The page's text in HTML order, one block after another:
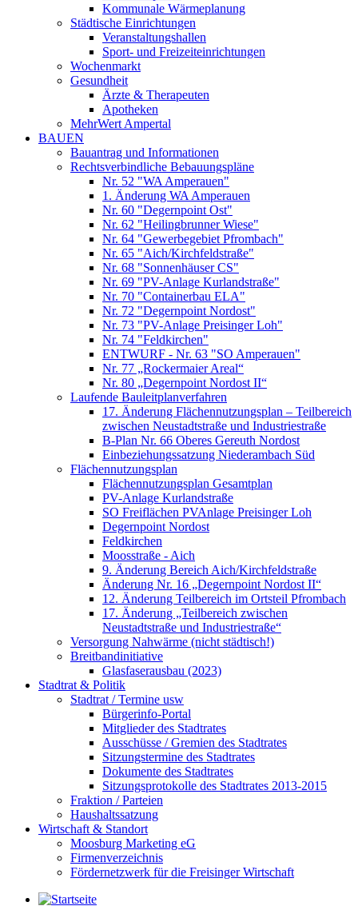
Kommunale Wärmeplanung
Städtische Einrichtungen
Veranstaltungshallen
Sport- und Freizeiteinrichtungen
Wochenmarkt
Gesundheit
Ärzte & Therapeuten
Apotheken
MehrWert Ampertal
BAUEN
Bauantrag und Informationen
Rechtsverbindliche Bebauungspläne
Nr. 52 "WA Amperauen"
1. Änderung WA Amperauen
Nr. 60 "Degernpoint Ost"
Nr. 62 "Heilingbrunner Wiese"
Nr. 64 "Gewerbegebiet Pfrombach"
Nr. 65 "Aich/Kirchfeldstraße"
Nr. 68 "Sonnenhäuser CS"
Nr. 69 "PV-Anlage Kurlandstraße"
Nr. 70 "Containerbau ELA"
Nr. 72 "Degernpoint Nordost"
Nr. 73 "PV-Anlage Preisinger Loh"
Nr. 74 "Feldkirchen"
ENTWURF - Nr. 63 "SO Amperauen"
Nr. 77 „Rockermaier Areal“
Nr. 80 „Degernpoint Nordost II“
Laufende Bauleitplanverfahren
17. Änderung Flächennutzungsplan – Teilbereich
zwischen Neustadtstraße und Industriestraße
B-Plan Nr. 66 Oberes Gereuth Nordost
Einbeziehungssatzung Niederambach Süd
Flächennutzungsplan
Flächennutzungsplan Gesamtplan
PV-Anlage Kurlandstraße
SO Freiflächen PV­Anlage Preisinger Loh
Degernpoint Nordost
Feldkirchen
Moosstraße - Aich
9. Änderung Bereich Aich/Kirchfeldstraße
Änderung Nr. 16 „Degernpoint Nordost II“
12. Änderung Teilbereich im Ortsteil Pfrombach
17. Änderung „Teilbereich zwischen
Neustadtstraße und Industriestraße“
Versorgung Nahwärme (nicht städtisch!)
Breitbandinitiative
Glasfaserausbau (2023)
Stadtrat & Politik
Stadtrat / Termine usw
Bürgerinfo-Portal
Mitglieder des Stadtrates
Ausschüsse / Gremien des Stadtrates
Sitzungstermine des Stadtrates
Dokumente des Stadtrates
Sitzungsprotokolle des Stadtrates 2013-2015
Fraktion / Parteien
Haushaltssatzung
Wirtschaft & Standort
Moosburg Marketing eG
Firmenverzeichnis
Fördernetzwerk für die Freisinger Wirtschaft